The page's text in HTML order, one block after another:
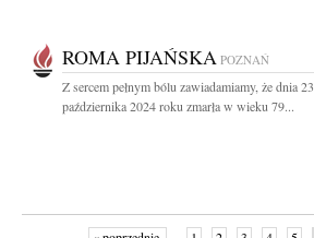
ROMA PIJAŃSKA POZNAŃ
Z sercem pełnym bólu zawiadamiamy, że dnia 23
października 2024 roku zmarła w wieku 79...